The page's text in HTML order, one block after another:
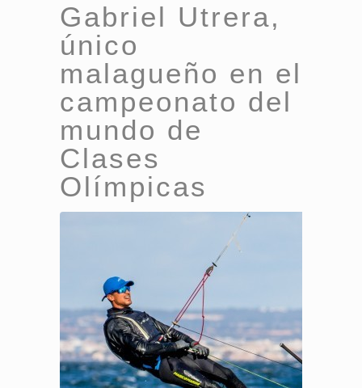
Gabriel Utrera,
único
malagueño en el
campeonato del
mundo de
Clases
Olímpicas